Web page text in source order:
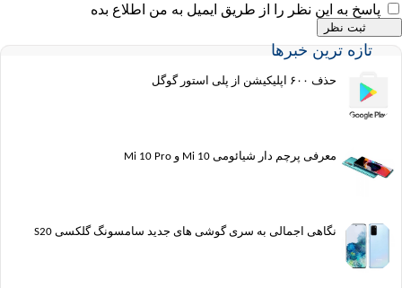
به این نظر را از طریق ایمیل به من اطلاع بده
ترین خبرها
حذف ۶۰۰ اپلیکیشن از پلی استور گوگل
معرفی پرچم دار شیائومی Mi 10 و Mi 10 Pro
نگاهی اجمالی به سری گوشی های جدید سامسونگ گلکسی S20